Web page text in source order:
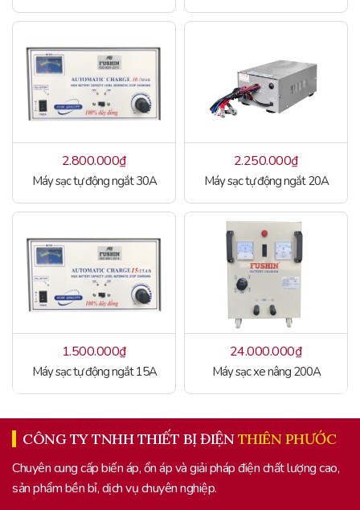
2.800.000₫
Máy sạc tự động ngắt 30A
2.250.000₫
Máy sạc tự động ngắt 20A
1.500.000₫
Máy sạc tự động ngắt 15A
24.000.000₫
Máy sạc xe nâng 200A
CÔNG TY TNHH THIẾT BỊ ĐIỆNTHIÊN PHƯỚC
Chuyên cung cấp biến áp, ổn áp và giải pháp điện chất lượng cao,
sản phẩm bền bỉ, dịch vụ chuyên nghiệp.